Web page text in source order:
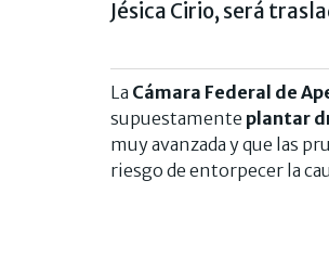
Jésica Cirio, será
La Cámara Federal de
supuestamente plantar
muy avanzada y que las
riesgo de entorpecer la